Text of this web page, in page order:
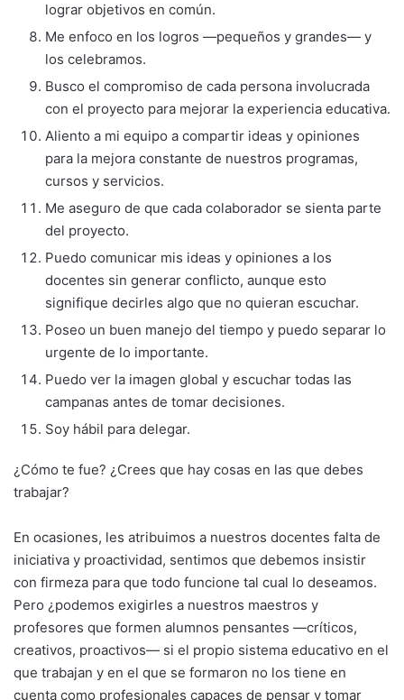
lograr objetivos en común.
Me enfoco en los logros —pequeños y grandes— y
los celebramos.
Busco el compromiso de cada persona involucrada
con el proyecto para mejorar la experiencia educativa.
Aliento a mi equipo a compartir ideas y opiniones
para la mejora constante de nuestros programas,
cursos y servicios.
Me aseguro de que cada colaborador se sienta parte
del proyecto.
Puedo comunicar mis ideas y opiniones a los
docentes sin generar conflicto, aunque esto
signifique decirles algo que no quieran escuchar.
Poseo un buen manejo del tiempo y puedo separar lo
urgente de lo importante.
Puedo ver la imagen global y escuchar todas las
campanas antes de tomar decisiones.
Soy hábil para delegar.
¿Cómo te fue? ¿Crees que hay cosas en las que debes
trabajar?
En ocasiones, les atribuimos a nuestros docentes falta de
iniciativa y proactividad, sentimos que debemos insistir
con firmeza para que todo funcione tal cual lo deseamos.
Pero ¿podemos exigirles a nuestros maestros y
profesores que formen alumnos pensantes —críticos,
creativos, proactivos— si el propio sistema educativo en el
que trabajan y en el que se formaron no los tiene en
cuenta como profesionales capaces de pensar y tomar